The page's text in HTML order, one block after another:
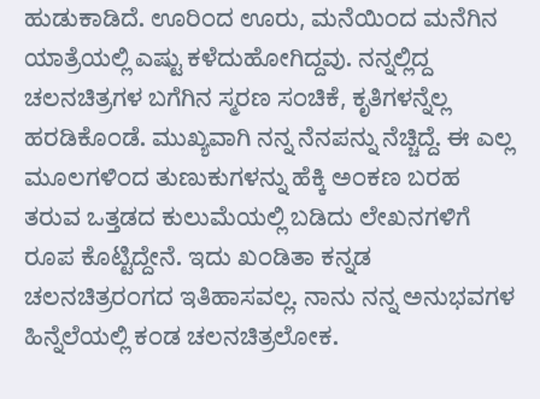
ಹುಡುಕಾಡಿದೆ. ಊರಿಂದ ಊರು, ಮನೆಯಿಂದ ಮನೆಗಿನ
ಯಾತ್ರೆಯಲ್ಲಿ ಎಷ್ಟು ಕಳೆದುಹೋಗಿದ್ದವು. ನನ್ನಲ್ಲಿದ್ದ
ಚಲನಚಿತ್ರಗಳ ಬಗೆಗಿನ ಸ್ಮರಣ ಸಂಚಿಕೆ, ಕೃತಿಗಳನ್ನೆಲ್ಲ
ಹರಡಿಕೊಂಡೆ. ಮುಖ್ಯವಾಗಿ ನನ್ನ ನೆನಪನ್ನು ನೆಚ್ಚಿದ್ದೆ. ಈ ಎಲ್ಲ
ಮೂಲಗಳಿಂದ ತುಣುಕುಗಳನ್ನು ಹೆಕ್ಕಿ ಅಂಕಣ ಬರಹ
ತರುವ ಒತ್ತಡದ ಕುಲುಮೆಯಲ್ಲಿ ಬಡಿದು ಲೇಖನಗಳಿಗೆ
ರೂಪ ಕೊಟ್ಟಿದ್ದೇನೆ. ಇದು ಖಂಡಿತಾ ಕನ್ನಡ
ಚಲನಚಿತ್ರರಂಗದ ಇತಿಹಾಸವಲ್ಲ. ನಾನು ನನ್ನ ಅನುಭವಗಳ
ಹಿನ್ನೆಲೆಯಲ್ಲಿ ಕಂಡ ಚಲನಚಿತ್ರಲೋಕ.